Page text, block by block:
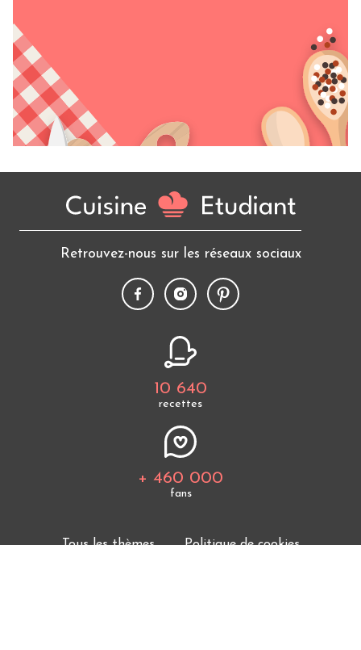
Retrouvez-nous sur les réseaux sociaux
10 640
recettes
+ 460 000
fans
Tous les thèmes
Politique de cookies